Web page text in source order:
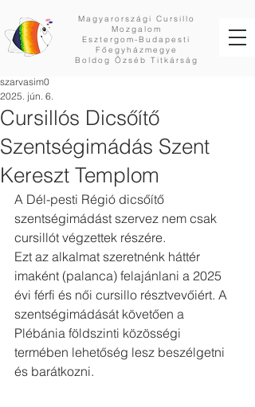
Magyarországi Cursillo
Mozgalom
Esztergom-Budapesti
Főegyházmegye
Boldog Özséb Titkárság
Cursillós Dicsőítő
Szentségimádás Szent
Kereszt Templom
szarvasim0
2025. jún. 6.
A Dél-pesti Régió dicsőítő
szentségimádást szervez nem csak
cursillót végzettek részére.
Ezt az alkalmat szeretnénk háttér
imaként (palanca) felajánlani a 2025
évi férfi és női cursillo résztvevőiért. A
szentségimádását követően a
Plébánia földszinti közösségi
termében lehetőség lesz beszélgetni
és barátkozni.